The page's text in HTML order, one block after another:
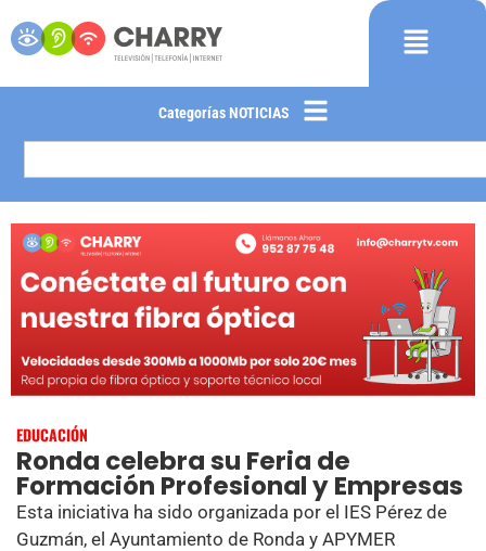
Categorías NOTICIAS
EDUCACIÓN
Ronda celebra su Feria de
Formación Profesional y Empresas
Esta iniciativa ha sido organizada por el IES Pérez de
Guzmán, el Ayuntamiento de Ronda y APYMER